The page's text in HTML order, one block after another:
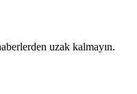
uzak kalmayın.